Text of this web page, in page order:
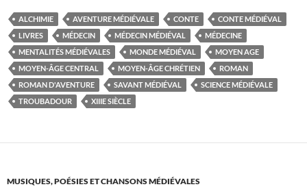
ALCHIMIE AVENTURE MÉDIÉVALE CONTE
CONTE MÉDIÉVAL
LIVRES
MÉDECIN MÉDECIN MÉDIÉVAL
MÉDECINE
MENTALITÉS MÉDIÉVALES
MONDE MÉDIÉVAL
MOYEN AGE
MOYEN-ÂGE CENTRAL
MOYEN-ÂGE CHRÉTIEN
ROMAN
ROMAN D'AVENTURE
SAVANT MÉDIÉVAL
SCIENCE MÉDIÉVALE
TROUBADOUR
XIIIE SIÈCLE
MUSIQUES, POÉSIES ET CHANSONS MÉDIÉVALES